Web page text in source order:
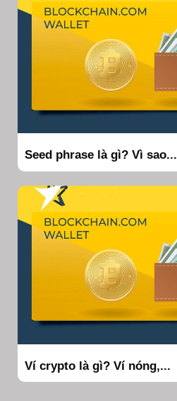
Seed phrase là gì? Vì sao...
Ví crypto là gì? Ví nóng,...